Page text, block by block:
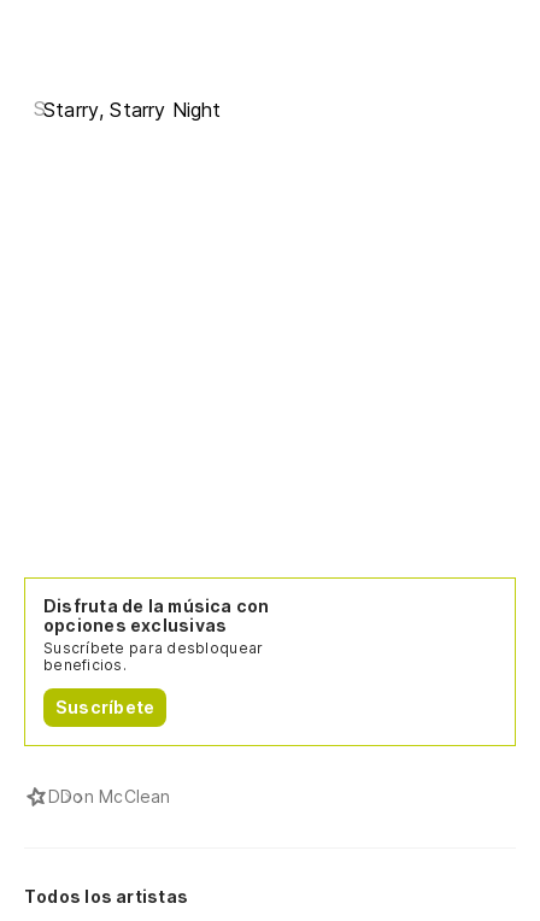
SStarry, Starry Night
Disfruta de la música con
opciones exclusivas
Suscríbete para desbloquear
beneficios.
Suscríbete
DDon McClean
Todos los artistas